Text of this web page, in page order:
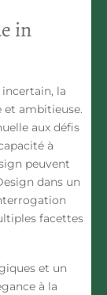
in
la
et ambitieuse.
aux défis
à
peuvent
dans un
facettes
et un
à la